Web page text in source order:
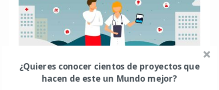
ACTUALIDAD
¿Quieres conocer cientos de proyectos que
hacen de este un Mundo mejor?